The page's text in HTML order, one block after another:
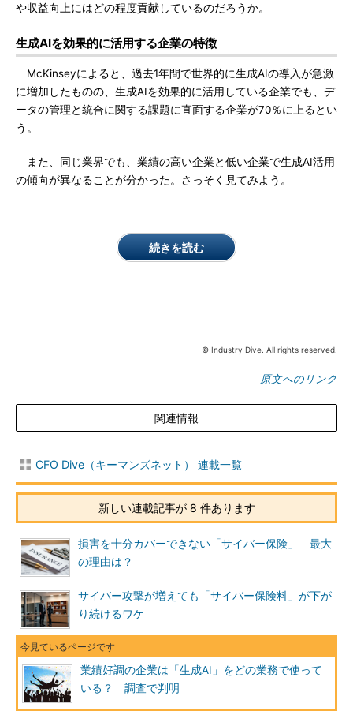
や収益向上にはどの程度貢献しているのだろうか。
生成AIを効果的に活用する企業の特徴
McKinseyによると、過去1年間で世界的に生成AIの導入が急激
に増加したものの、生成AIを効果的に活用している企業でも、デ
ータの管理と統合に関する課題に直面する企業が70％に上るとい
う。
また、同じ業界でも、業績の高い企業と低い企業で生成AI活用
の傾向が異なることが分かった。さっそく見てみよう。
続きを読む
© Industry Dive. All rights reserved.
原文へのリンク
関連情報
CFO Dive（キーマンズネット） 連載一覧
新しい連載記事が 8 件あります
損害を十分カバーできない「サイバー保険」 最大
の理由は？
サイバー攻撃が増えても「サイバー保険料」が下が
り続けるワケ
業績好調の企業は「生成AI」をどの業務で使って
いる？ 調査で判明